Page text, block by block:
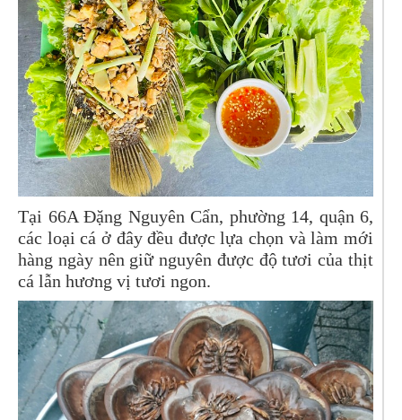
Tại 66A Đặng Nguyên Cẩn, phường 14, quận 6,
các loại cá ở đây đều được lựa chọn và làm mới
hàng ngày nên giữ nguyên được độ tươi của thịt
cá lẫn hương vị tươi ngon.